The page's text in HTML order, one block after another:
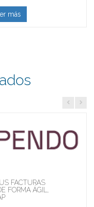
más
FACTURAS
FORMA ÁGIL,